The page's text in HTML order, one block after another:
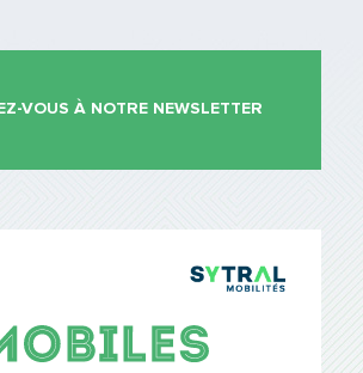
VOUS À NOTRE NEWSLETTER